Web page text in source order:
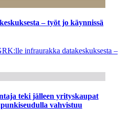
– työt jo käynnissä
infraurakka datakeskuksesta –
teki jälleen yrityskaupat
vahvistuu